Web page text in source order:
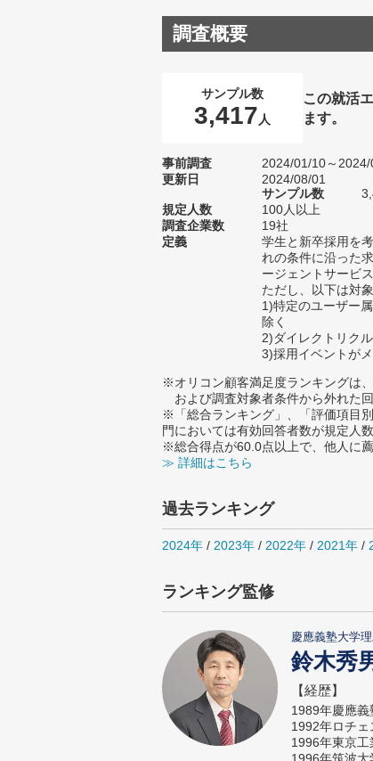
調査概要
サンプル数
3,417 人
この就活
ます。
事前調査
2024/01/10～2024/
更新日
2024/08/01
サンプル数
規定人数
100人以上
調査企業数
19社
定義
学生と新卒採用を
れの条件に沿った
ージェントサービス
ただし、以下は対
1)特定のユーザー
除く
2)ダイレクトリク
3)採用イベントが
※オリコン顧客満足度ランキングは
および調査対象者条件から外れた
※「総合ランキング」、「評価項目
門においては有効回答者数が規定人
※総合得点が60.0点以上で、他人に
≫ 詳細はこちら
過去ランキング
2024年 / 2023年 / 2022年 / 2021年 /
ランキング監修
慶應義塾大学
鈴木秀
【経歴】
1989年慶應義
1992年ロチェ
1996年東京工
1996年筑波大